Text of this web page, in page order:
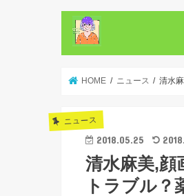
HOME ニュース 清水
ニュース
2018.05.25
清水麻美,顔
トラブル？